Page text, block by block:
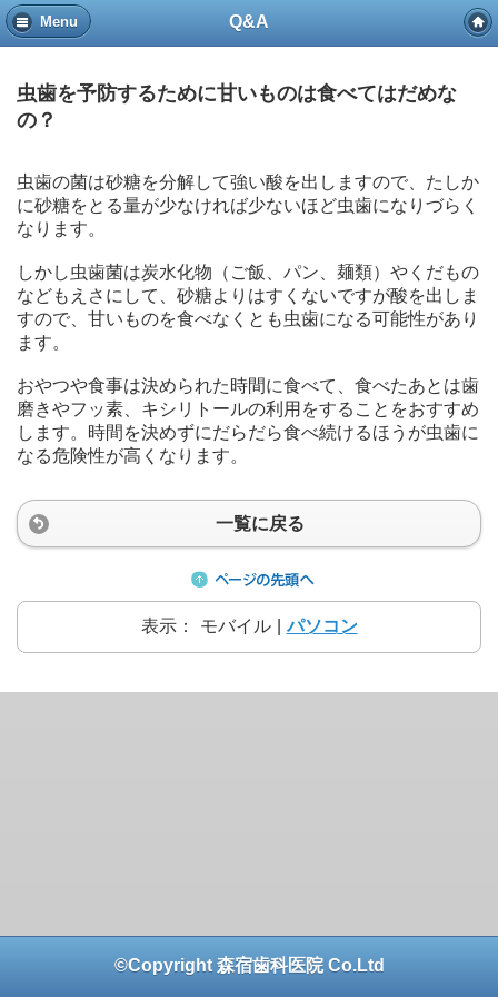
Menu Q&A
虫歯を予防するために甘いものは食べてはだめな
の？
虫歯の菌は砂糖を分解して強い酸を出しますので、たしか
に砂糖をとる量が少なければ少ないほど虫歯になりづらく
なります。
しかし虫歯菌は炭水化物（ご飯、パン、麺類）やくだもの
などもえさにして、砂糖よりはすくないですが酸を出しま
すので、甘いものを食べなくとも虫歯になる可能性があり
ます。
おやつや食事は決められた時間に食べて、食べたあとは歯
磨きやフッ素、キシリトールの利用をすることをおすすめ
します。時間を決めずにだらだら食べ続けるほうが虫歯に
なる危険性が高くなります。
一覧に戻る
表示： モバイル パソコン
©Copyright 森宿歯科医院 Co.Ltd